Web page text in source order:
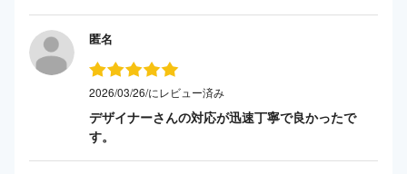
匿名
2026/03/26/にレビュー済み
デザイナーさんの対応が迅速丁寧で良かったで
す。